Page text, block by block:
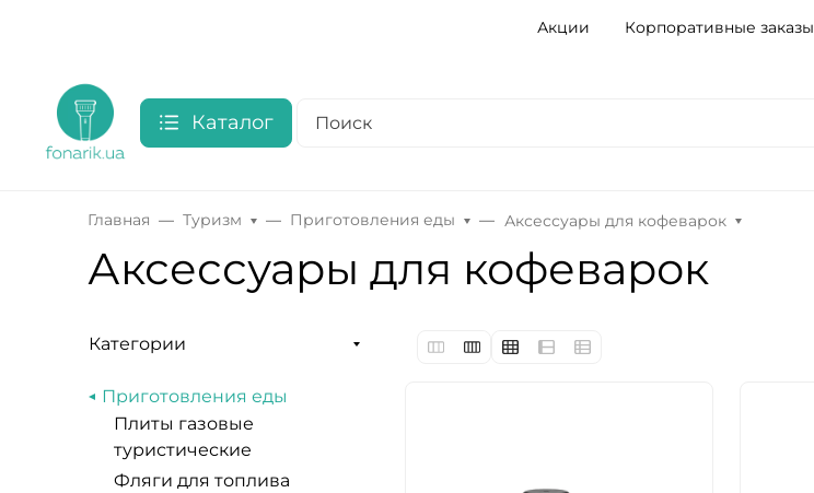
Акции Корпоративные заказы
Каталог
Главная Туризм Приготовления еды Аксессуары для кофеварок
Аксессуары для кофеварок
Категории
Приготовления еды
Плиты газовые
туристические
Фляги для топлива